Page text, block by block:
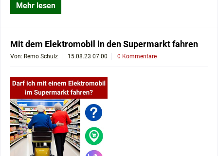
Mehr lesen
Mit dem Elektromobil in den Supermarkt fahren
Von: Remo Schulz 15.08.23 07:00 0 Kommentare